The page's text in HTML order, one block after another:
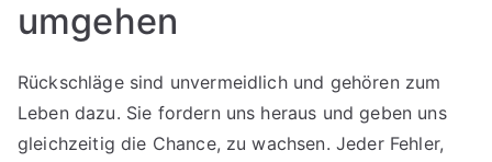
umgehen
Rückschläge sind unvermeidlich und gehören zum
Leben dazu. Sie fordern uns heraus und geben uns
gleichzeitig die Chance, zu wachsen. Jeder Fehler,